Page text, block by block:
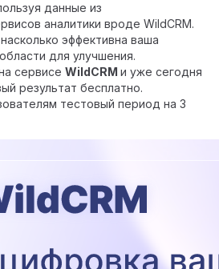
данные из
аналитики вроде WildCRM.
эффективна ваша
для улучшения.
сервисе WildCRM и уже сегодня
результат бесплатно.
тестовый период на 3